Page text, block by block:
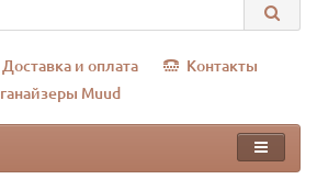
Доставка и оплата
Контакты
Muud